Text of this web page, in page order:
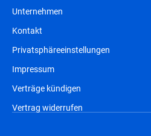
Unternehmen
Kontakt
Privatsphäreeinstellungen
Impressum
Verträge kündigen
Vertrag widerrufen